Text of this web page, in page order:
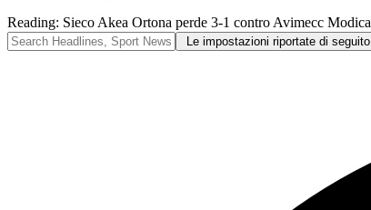
Reading: Sieco Akea Ortona perde 3-1 contro Avimecc Modica